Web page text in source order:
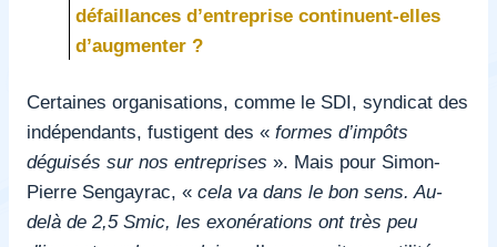
défaillances d’entreprise continuent-elles
d’augmenter ?
Certaines organisations, comme le SDI, syndicat des
indépendants, fustigent des « formes d’impôts
déguisés sur nos entreprises ». Mais pour Simon-
Pierre Sengayrac, « cela va dans le bon sens. Au-
delà de 2,5 Smic, les exonérations ont très peu